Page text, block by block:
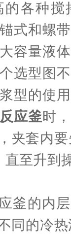
各种
式和螺
容量液
选型图
型的使
应釜时
夹套内
至升到
的内层
同的冷